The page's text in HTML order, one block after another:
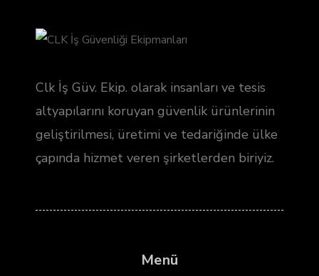
Clk İş Güv. Ekip. olarak insanları ve tesis
altyapılarını koruyan güvenlik ürünlerinin
geliştirilmesi, üretimi ve tedariğinde ülke
çapında hizmet veren şirketlerden biriyiz.
Menü